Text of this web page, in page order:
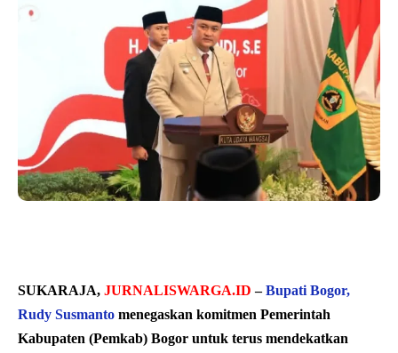
SUKARAJA, JURNALISWARGA.ID –Bupati Bogor,
Rudy Susmanto menegaskan komitmen Pemerintah
Kabupaten (Pemkab) Bogor untuk terus mendekatkan